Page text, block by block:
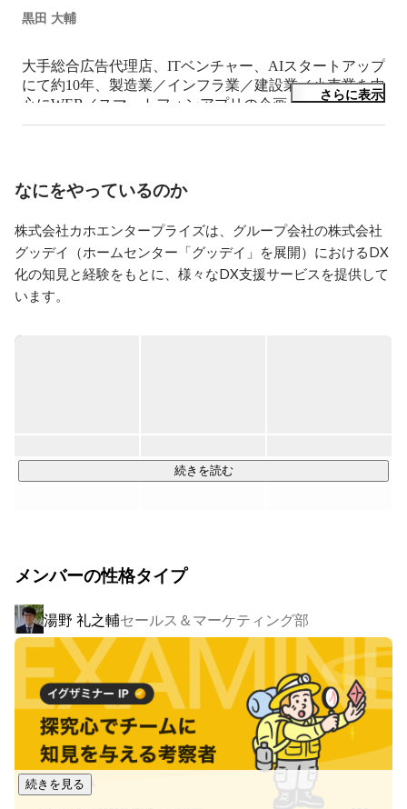
黒田 大輔
大手総合広告代理店、ITベンチャー、AIスタートアップ
にて約10年、製造業／インフラ業／建設業／小売業を中
心にWEB／スマートフォンアプリの企画・構築、デジ
タルクリエイティブの制作、業務用ソフトウェア構築の
／広告／クリエイティブ制作を行ってきた経験から、エ
ンジニアリングの知見だけなく、デザイン／クリエイテ
ております。
さらに表示
なにをやっているのか
株式会社カホエンタープライズは、グループ会社の株式会社
グッデイ（ホームセンター「グッデイ」を展開）におけるDX
化の知見と経験をもとに、様々なDX支援サービスを提供して
います。
務に即した実践的・実用的なアプローチでDX化を支援してお
- データ分析基盤（DWH）運用支援
2. Google Workspace活用支援
- Google Workspace ライセンス販売
- Google Workspace 初期設定・環境構築支援
- Google Workspace 操作トレーニング
- Google Workspace 運用内製化支援 等
3. KOX
- クラウド型データ活用プラットフォーム「KOX」
（https://kox.kaho-enterprise.co.jp/）の提供
続きを読む
メンバーの性格タイプ
湯野 礼之輔セールス＆マーケティング部
続きを見る